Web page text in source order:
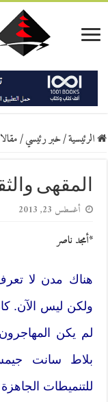
الرئيسية/خبر رئيسي/
المقهى
أغسطس 23, 2013
*أمجد ناصر
هناك مدن لا
ولكن ليس الآن.
لم يكن
بلاط سانت
للتنميطات